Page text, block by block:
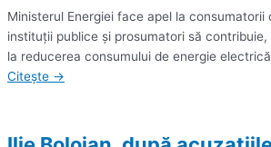
Ministerul Energiei face apel la consumatorii
instituţii publice şi prosumatori să
la reducerea consumului de energie
Citește →